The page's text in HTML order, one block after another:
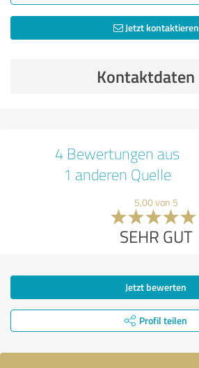
Jetzt kontaktieren
Kontaktdaten
4 Bewertungen aus
1 anderen Quelle
5,00 von 5
SEHR GUT
Jetzt bewerten
Profil teilen